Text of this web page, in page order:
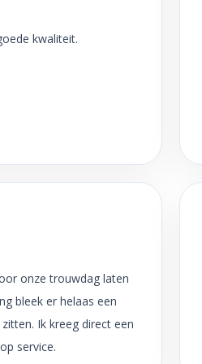
kwaliteit.
onze trouwdag laten
bleek er helaas een
Ik kreeg direct een
service.